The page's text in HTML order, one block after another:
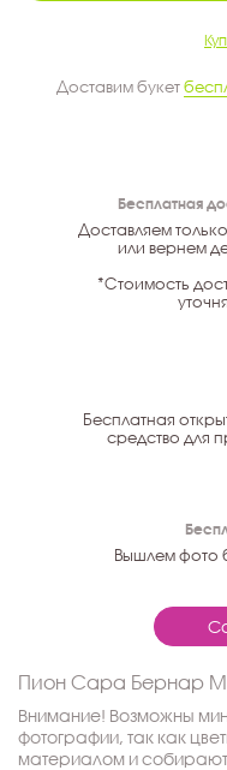
Доставим букет
Бесплатная
Доставляем
или вернем
*Стоимость
Бесплатная
средство для
Вышлем фото
Пион Сара Бернар M
Внимание! Возможны
фотографии, так как
материалом и